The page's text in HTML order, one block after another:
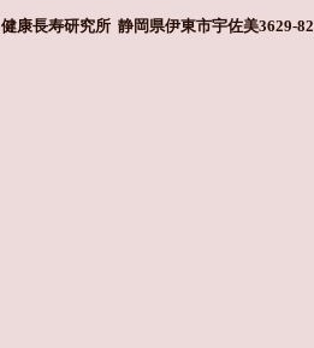
健康長寿研究所 静岡県伊東市宇佐美3629-82